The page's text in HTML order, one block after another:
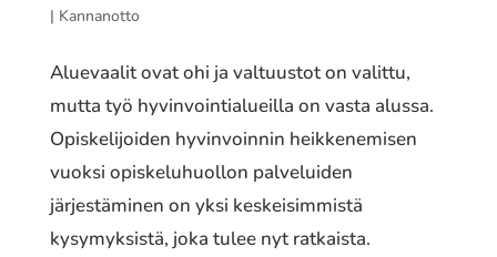
| Kannanotto
Aluevaalit ovat ohi ja valtuustot on valittu,
mutta työ hyvinvointialueilla on vasta alussa.
Opiskelijoiden hyvinvoinnin heikkenemisen
vuoksi opiskeluhuollon palveluiden
järjestäminen on yksi keskeisimmistä
kysymyksistä, joka tulee nyt ratkaista.